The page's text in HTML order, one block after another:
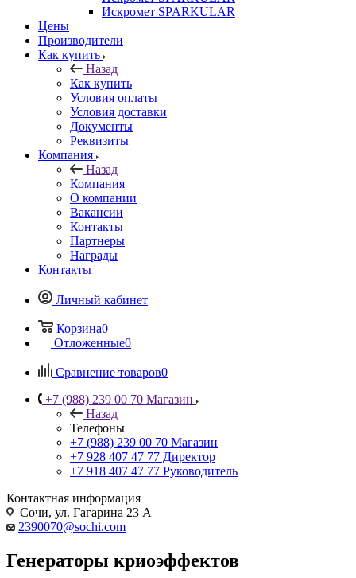
Искромет SPARKULAR
Цены
Производители
Как купить
Назад
Как купить
Условия оплаты
Условия доставки
Документы
Реквизиты
Компания
Назад
Компания
О компании
Вакансии
Контакты
Партнеры
Награды
Контакты
Личный кабинет
Корзина0
Отложенные0
Сравнение товаров0
+7 (988) 239 00 70 Магазин
Назад
Телефоны
+7 (988) 239 00 70 Магазин
+7 928 407 47 77 Директор
+7 918 407 47 77 Руководитель
Контактная информация
Сочи, ул. Гагарина 23 А
2390070@sochi.com
Генераторы криоэффектов